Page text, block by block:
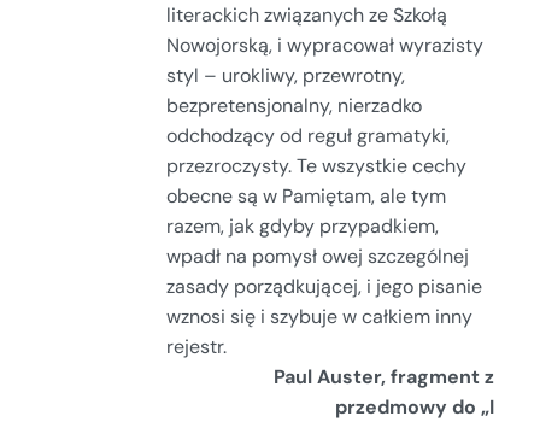
literackich związanych ze Szkołą
Nowojorską, i wypracował wyrazisty
styl – urokliwy, przewrotny,
bezpretensjonalny, nierzadko
odchodzący od reguł gramatyki,
przezroczysty. Te wszystkie cechy
obecne są w Pamiętam, ale tym
razem, jak gdyby przypadkiem,
wpadł na pomysł owej szczególnej
zasady porządkującej, i jego pisanie
wznosi się i szybuje w całkiem inny
rejestr.
Paul Auster, fragment z
przedmowy do „I